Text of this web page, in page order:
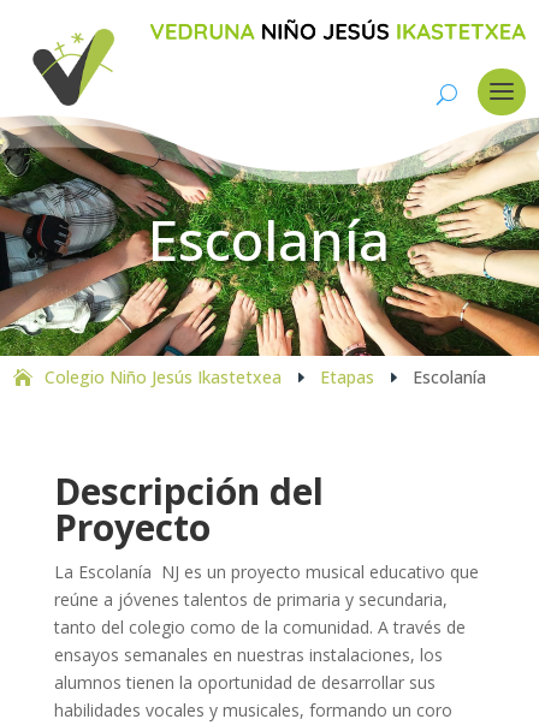
Escolanía
Colegio Niño Jesús Ikastetxea E Etapas E Escolanía
Descripción del
Proyecto
La Escolanía NJ es un proyecto musical educativo que
reúne a jóvenes talentos de primaria y secundaria,
tanto del colegio como de la comunidad. A través de
ensayos semanales en nuestras instalaciones, los
alumnos tienen la oportunidad de desarrollar sus
habilidades vocales y musicales, formando un coro